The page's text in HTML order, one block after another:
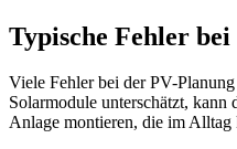
Typische Fehler
Viele Fehler bei der PV-
Solarmodule unterschätzt, kann
Anlage montieren, die im Alltag